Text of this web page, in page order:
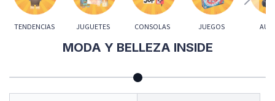
TENDENCIAS JUGUETES CONSOLAS JUEGOS
MODA Y BELLEZA INSIDE